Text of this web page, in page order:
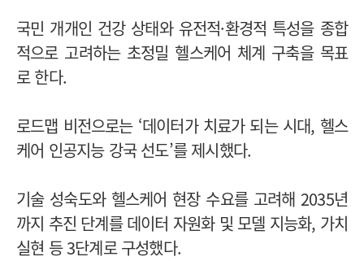
국민 개개인 건강 상태와 유전적·환경적 특성을 종합
적으로 고려하는 초정밀 헬스케어 체계 구축을 목표
로 한다.
로드맵 비전으로는 ‘데이터가 치료가 되는 시대, 헬스
케어 인공지능 강국 선도’를 제시했다.
기술 성숙도와 헬스케어 현장 수요를 고려해 2035년
까지 추진 단계를 데이터 자원화 및 모델 지능화, 가치
실현 등 3단계로 구성했다.